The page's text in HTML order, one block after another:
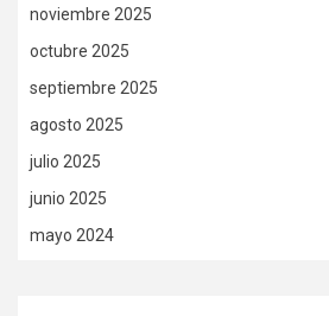
noviembre 2025
octubre 2025
septiembre 2025
agosto 2025
julio 2025
junio 2025
mayo 2024